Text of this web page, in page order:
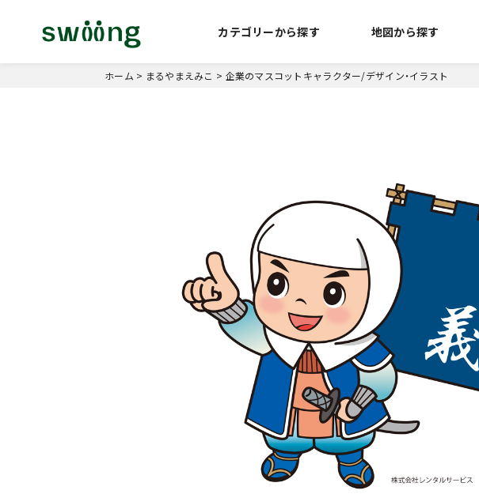
カテゴリーから探す 地図から探す
ホーム > まるやまえみこ > 企業のマスコットキャラクター/デザイン・イラスト